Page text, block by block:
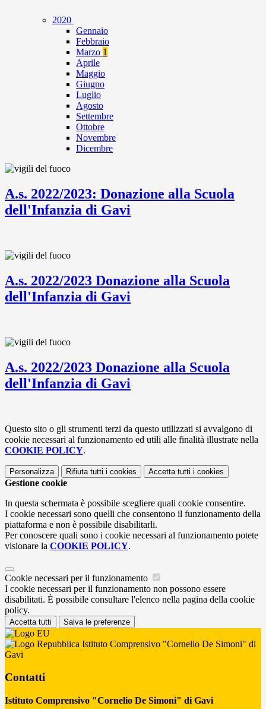
2020
Gennaio
Febbraio
Marzo 1
Aprile
Maggio
Giugno
Luglio
Agosto
Settembre
Ottobre
Novembre
Dicembre
A.s. 2022/2023: Donazione alla Scuola
dell'Infanzia di Gavi
A.s. 2022/2023 Donazione alla Scuola
dell'Infanzia di Gavi
A.s. 2022/2023 Donazione alla Scuola
dell'Infanzia di Gavi
Questo sito o gli strumenti terzi da questo utilizzati si avvalgono di
cookie necessari al funzionamento ed utili alle finalità illustrate nella
COOKIE POLICY.
Personalizza Rifiuta tutti i cookies Accetta tutti i cookies
Gestione cookie
In questa schermata è possibile scegliere quali cookie consentire.
I cookie necessari sono quelli che consentono il funzionamento della
piattaforma e non è possibile disabilitarli.
Per conoscere quali sono i cookie necessari al funzionamento potete
visionare la COOKIE POLICY.
Cookie necessari per il funzionamento
I cookie necessari per il funzionamento non possono essere
disabilitati. È possibile consultare l'elenco nella pagina della cookie
policy.
Accetta tutti Salva le preferenze
Istituto Comprensivo "Cornelio De Simoni" di
Gavi
Contatti
Istituto Comprensivo "Cornelio De Simoni" di Gavi